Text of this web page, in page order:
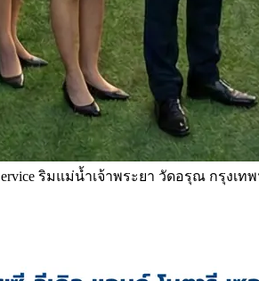
ริมแม่น้ำเจ้าพระยา วัดอรุณ กรุงเทพ